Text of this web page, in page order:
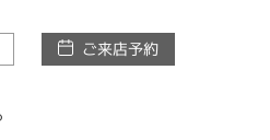
ご来店予約